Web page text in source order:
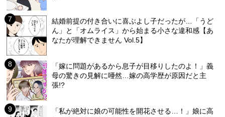
結婚前提の付き合いに喜ぶよし子だったが…「うど
ん」と「オムライス」から始まる小さな違和感【あ
なたが理解できません Vol.5】
「嫁に問題があるから息子が目移りしたのよ！」義
母の驚きの見解に唖然…嫁の高学歴が原因だと主
張!?
「私が絶対に娘の可能性を開花させる…！」娘に高